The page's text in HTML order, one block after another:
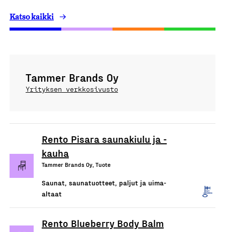
Katso kaikki
Tammer Brands Oy
Yrityksen verkkosivusto
Rento Pisara saunakiulu ja -
kauha
Tammer Brands Oy, Tuote
Saunat, saunatuotteet, paljut ja uima-
altaat
Rento Blueberry Body Balm